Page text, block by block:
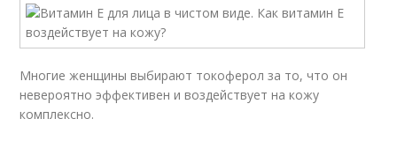
Многие женщины выбирают токоферол за то, что он
невероятно эффективен и воздействует на кожу
комплексно.